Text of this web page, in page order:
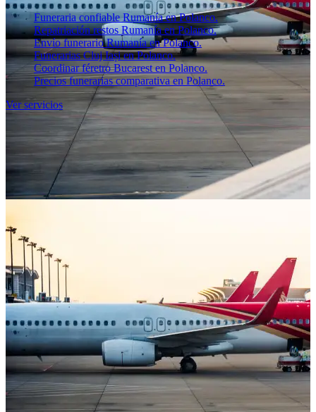
Funeraria confiable Rumanía en Polanco.
Repatriación restos Rumanía en Polanco.
Envío funerario Rumanía en Polanco.
Funerarias Cluj Iași en Polanco.
Coordinar féretro Bucarest en Polanco.
Precios funerarias comparativa en Polanco.
Ver servicios